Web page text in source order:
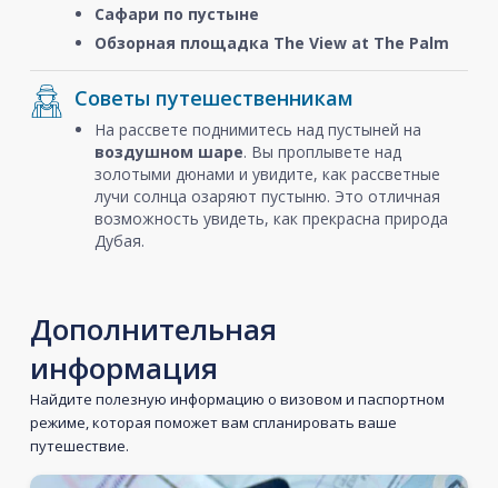
Сафари по пустыне
Обзорная площадка The View at The Palm
Советы путешественникам
На рассвете поднимитесь над пустыней на
воздушном шаре. Вы проплывете над
золотыми дюнами и увидите, как рассветные
лучи солнца озаряют пустыню. Это отличная
возможность увидеть, как прекрасна природа
Дубая.
Дополнительная
информация
Найдите полезную информацию о визовом и паспортном
режиме, которая поможет вам спланировать ваше
путешествие.